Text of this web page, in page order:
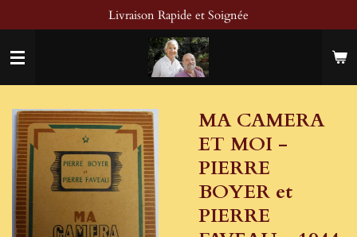
au
contenu
principal
Livraison Rapide et Soignée
MA CAMERA
ET MOI -
PIERRE
BOYER et
PIERRE